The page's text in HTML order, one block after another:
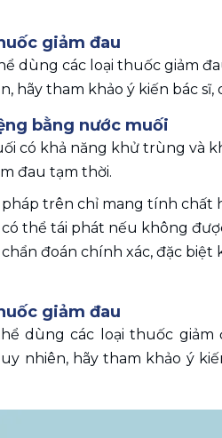
giảm đau
dùng các loại thuốc giảm
hãy tham khảo ý kiến bác
bằng nước muối
có khả năng khử trùng và
đau tạm thời.
pháp trên chỉ mang tính chất
thể tái phát nếu không
chẩn đoán chính xác, đặc
giảm đau
dùng các loại thuốc giảm
nhiên, hãy tham khảo ý